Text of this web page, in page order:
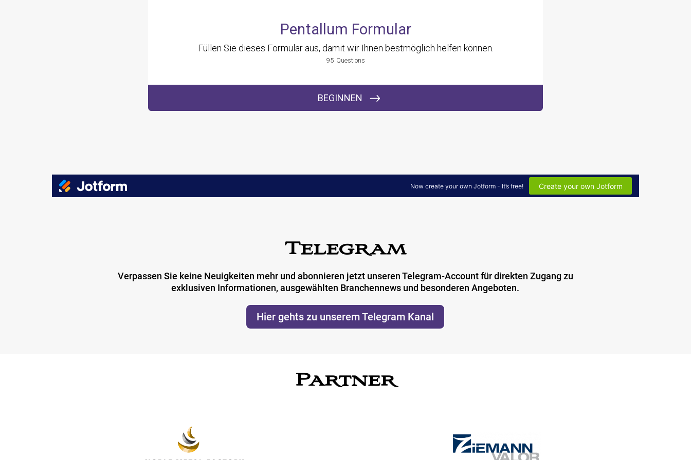
Telegram
Verpassen Sie keine Neuigkeiten mehr und abonnieren jetzt unseren Telegram-Account für direkten Zugang zu
exklusiven Informationen, ausgewählten Branchennews und besonderen Angeboten.
Hier gehts zu unserem Telegram Kanal
Partner